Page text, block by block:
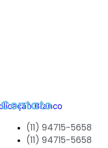
Contato
(11) 94715-5658
(11) 94715-5658